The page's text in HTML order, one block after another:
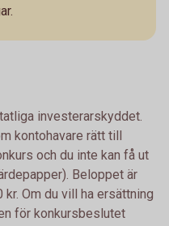
investerarskyddet.
kontohavare rätt till
och du inte kan få ut
Beloppet är
Om du vill ha ersättning
för konkursbeslutet